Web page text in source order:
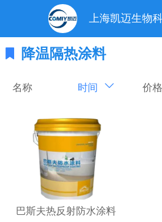
上海凯迈生物
降温隔热涂料
名称 时间 价格
巴斯夫热反射防水涂料